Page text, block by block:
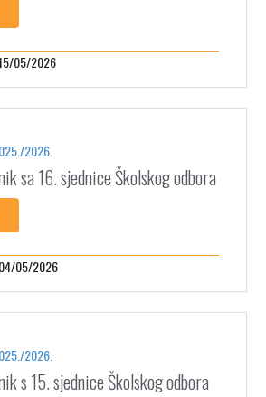
05/2026
2026.
sa 16. sjednice Školskog odbora
05/2026
2026.
s 15. sjednice Školskog odbora